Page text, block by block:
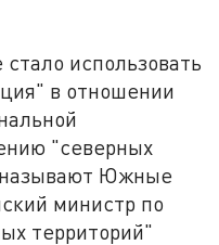
использовать
в отношении
"северных
называют Южные
министр по
территорий"